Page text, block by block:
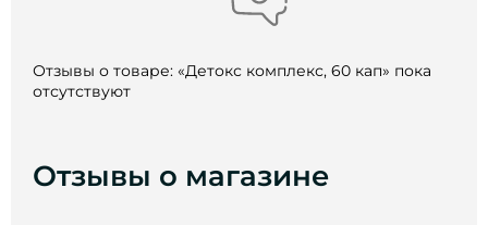
Отзывы о товаре: «Детокс комплекс, 60 кап» пока
отсутствуют
Отзывы о магазине